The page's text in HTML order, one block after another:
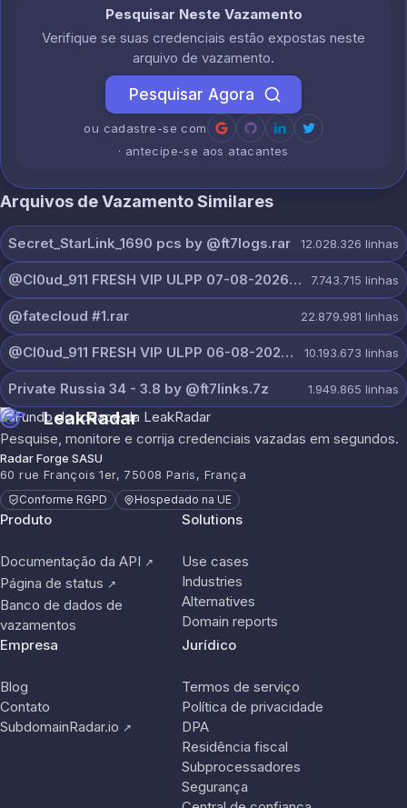
Pesquisar Neste Vazamento
Verifique se suas credenciais estão expostas neste
arquivo de vazamento.
Pesquisar Agora
ou cadastre-se com
· antecipe-se aos atacantes
Arquivos de Vazamento Similares
Secret_StarLink_1690 pcs by @ft7logs.rar 12.028.326 linhas
@Cl0ud_911 FRESH VIP ULPP 07-08-2026.txt 7.743.715 linhas
@fatecloud #1.rar 22.879.981 linhas
@Cl0ud_911 FRESH VIP ULPP 06-08-2026.txt 10.193.673 linhas
Private Russia 34 - 3.8 by @ft7links.7z 1.949.865 linhas
LeakRadar
Pesquise, monitore e corrija credenciais vazadas em segundos.
Radar Forge SASU
60 rue François 1er, 75008 Paris, França
Conforme RGPD Hospedado na UE
Produto
Documentação da API ↗
Página de status ↗
Banco de dados de
vazamentos
Solutions
Use cases
Industries
Alternatives
Domain reports
Empresa
Blog
Contato
SubdomainRadar.io ↗
Jurídico
Termos de serviço
Política de privacidade
DPA
Residência fiscal
Subprocessadores
Segurança